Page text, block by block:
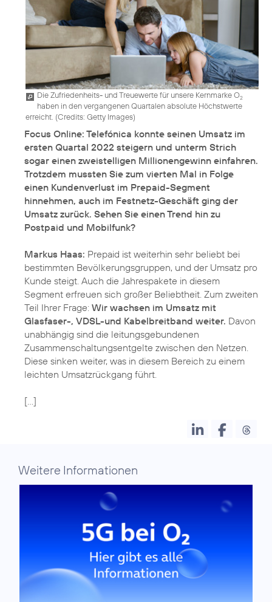
Die Zufriedenheits- und Treuewerte für unsere Kernmarke O2
haben in den vergangenen Quartalen absolute Höchstwerte
erreicht. (Credits: Getty Images)
Focus Online: Telefónica konnte seinen Umsatz im
ersten Quartal 2022 steigern und unterm Strich
sogar einen zweistelligen Millionengewinn einfahren.
Trotzdem mussten Sie zum vierten Mal in Folge
einen Kundenverlust im Prepaid-Segment
hinnehmen, auch im Festnetz-Geschäft ging der
Umsatz zurück. Sehen Sie einen Trend hin zu
Postpaid und Mobilfunk?
Markus Haas: Prepaid ist weiterhin sehr beliebt bei
bestimmten Bevölkerungsgruppen, und der Umsatz pro
Kunde steigt. Auch die Jahrespakete in diesem
Segment erfreuen sich großer Beliebtheit. Zum zweiten
Teil Ihrer Frage: Wir wachsen im Umsatz mit
Glasfaser-, VDSL-und Kabelbreitband weiter. Davon
unabhängig sind die leitungsgebundenen
Zusammenschaltungsentgelte zwischen den Netzen.
Diese sinken weiter, was in diesem Bereich zu einem
leichten Umsatzrückgang führt.
[…]
Weitere Informationen